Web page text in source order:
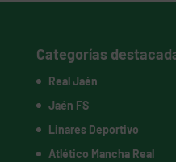
Categorías
Real Jaén
Jaén FS
Linares Deportivo
Atlético Mancha Real